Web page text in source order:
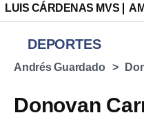
LUIS CÁRDENAS MVS
DEPORTES
Andrés Guardado
Donovan